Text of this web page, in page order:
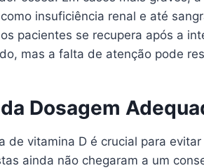
insuficiência renal e até
pacientes se recupera após a
mas a falta de atenção pode
Dosagem
de vitamina D é crucial para
ainda não chegaram a um